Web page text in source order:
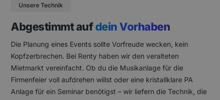
Unsere Technik
Abgestimmt aufdein Vorhaben
Die Planung eines Events sollte Vorfreude wecken, kein
Kopfzerbrechen. Bei Renty haben wir den veralteten
Mietmarkt vereinfacht. Ob du die Musikanlage für die
Firmenfeier voll aufdrehen willst oder eine kristallklare PA
Anlage für ein Seminar benötigst – wir liefern die Technik, die